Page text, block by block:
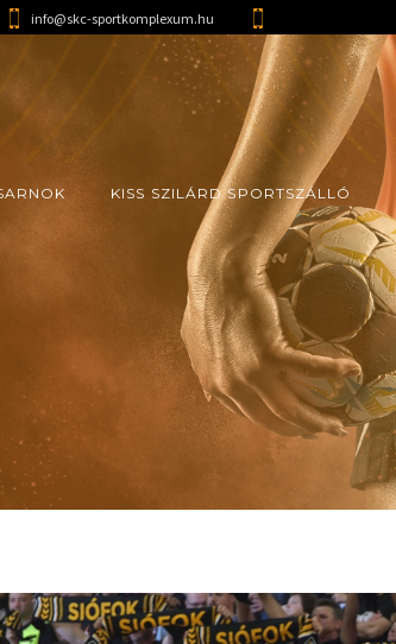
info@skc-sportkomplexum.hu
KISS SZILÁRD SPORTSZÁLLÓ